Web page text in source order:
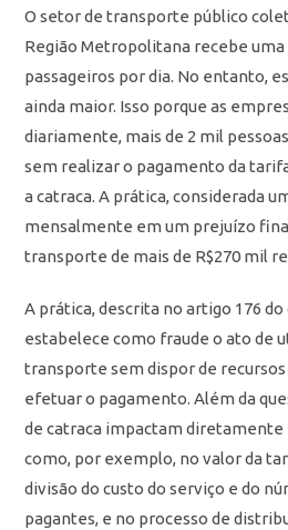
O setor de transporte público
Região Metropolitana recebe uma
passageiros por dia. No entanto,
ainda maior. Isso porque as
diariamente, mais de 2 mil
sem realizar o pagamento da
a catraca. A prática, considerada
mensalmente em um prejuízo
transporte de mais de R$270 mil
A prática, descrita no artigo 176 do
estabelece como fraude o ato de
transporte sem dispor de
efetuar o pagamento. Além da
de catraca impactam
como, por exemplo, no valor da
divisão do custo do serviço e do
pagantes, e no processo de